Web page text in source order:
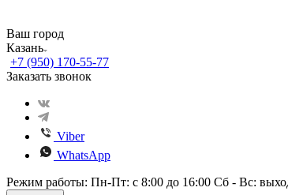
Ваш город
Казань
+7 (950) 170-55-77
Заказать звонок
Viber
WhatsApp
Режим работы: Пн-Пт: с 8:00 до 16:00 Сб - Вс: